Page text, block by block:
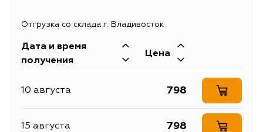
Отгрузка со склада г. Владивосток
Дата и время
получения
Цена
10 августа 798
15 августа 798